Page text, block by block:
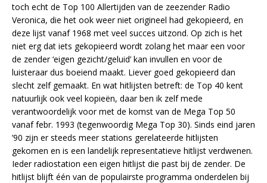
toch echt de Top 100 Allertijden van de zeezender Radio
Veronica, die het ook weer niet origineel had gekopieerd, en
deze lijst vanaf 1968 met veel succes uitzond. Op zich is het
niet erg dat iets gekopieerd wordt zolang het maar een voor
de zender ‘eigen gezicht/geluid’ kan invullen en voor de
luisteraar dus boeiend maakt. Liever goed gekopieerd dan
slecht zelf gemaakt. En wat hitlijsten betreft: de Top 40 kent
natuurlijk ook veel kopieën, daar ben ik zelf mede
verantwoordelijk voor met de komst van de Mega Top 50
vanaf febr. 1993 (tegenwoordig Mega Top 30). Sinds eind jaren
’90 zijn er steeds meer stations gerelateerde hitlijsten
gekomen en is een landelijk representatieve hitlijst verdwenen.
Ieder radiostation een eigen hitlijst die past bij de zender. De
hitlijst blijft één van de populairste programma onderdelen bij